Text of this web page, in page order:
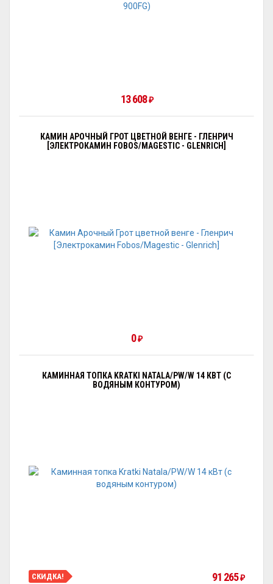
13 608₽
КАМИН АРОЧНЫЙ ГРОТ ЦВЕТНОЙ ВЕНГЕ - ГЛЕНРИЧ
[ЭЛЕКТРОКАМИН FOBOS/MAGESTIC - GLENRICH]
0₽
КАМИННАЯ ТОПКА KRATKI NATALA/PW/W 14 КВТ (С
ВОДЯНЫМ КОНТУРОМ)
СКИДКА! 91 265₽